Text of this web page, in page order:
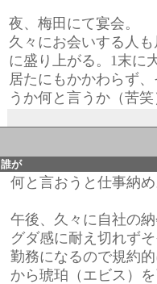
夜、梅田にて宴会。
久々にお会いする人
に盛り上がる。1末に
居たにもかかわらず
うか何と言うか（苦
誰が
何と言おうと仕事納
午後、久々に自社の
グダ感に耐え切れず
勤務になるので規約
から琥珀（エビス）